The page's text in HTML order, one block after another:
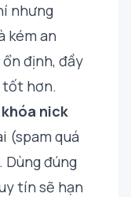
nhưng
kém an
định, đầy
tốt hơn.
nick
(spam quá
Dùng đúng
tín sẽ hạn